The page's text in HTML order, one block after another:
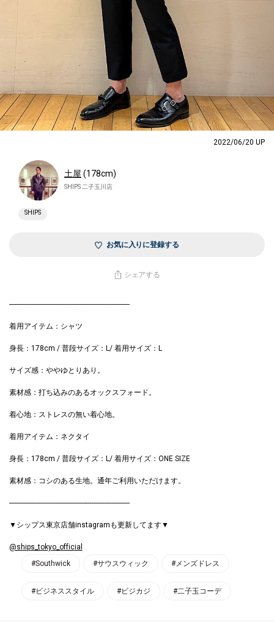
2022/06/20 UP
土屋 (178cm)
SHIPS 二子玉川店
SHIPS
お気に入りに登録する
シェアする
------------------------------------------------------------------
着用アイテム：シャツ
身長：178cm / 普段サイズ：L/ 着用サイズ：L
サイズ感：ややゆとりあり。
素材感：打ち込みのあるオックスフォード。
着心地：ストレスの無い着心地。
着用アイテム：ネクタイ
身長：178cm / 普段サイズ：L/ 着用サイズ：ONE SIZE
素材感：コシのある生地。通年ご利用いただけます。
------------------------------------------------------------------
▼シップス東京店舗instagramも更新してます▼
@ships_tokyo_official
#Southwick
#サウスウィック #メンズドレス
#ビジネススタイル #ビジカジ #二子玉コーデ